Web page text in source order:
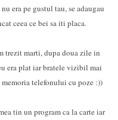
era pe gustul tau, se adaugau
ceea ce bei sa iti placa.
trezit marti, dupa doua zile in
era plat iar bratele vizibil mai
telefonului cu poze :))
tin un program ca la carte iar